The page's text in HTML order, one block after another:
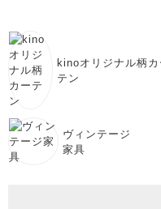
kinoオリジナル柄カ
テン
ヴィンテージ
家具